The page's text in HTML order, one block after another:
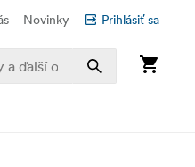
Novinky Prihlásiť sa